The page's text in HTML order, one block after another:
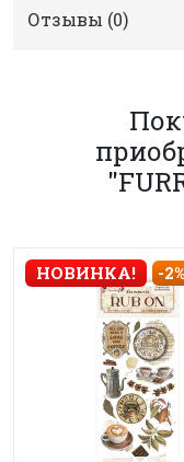
Отзывы (0)
НОВИНКА! -2%